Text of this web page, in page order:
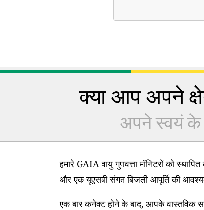
क्या आप अपने
अपने स्वयं के
हमारे GAIA वायु गुणवत्ता मॉनिटरों को
और एक यूएसबी संगत बिजली आपूर्ति की
एक बार कनेक्ट होने के बाद, आपके वास्तविक